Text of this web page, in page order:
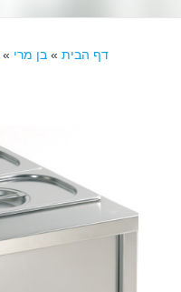
דף הבית » בן מרי »